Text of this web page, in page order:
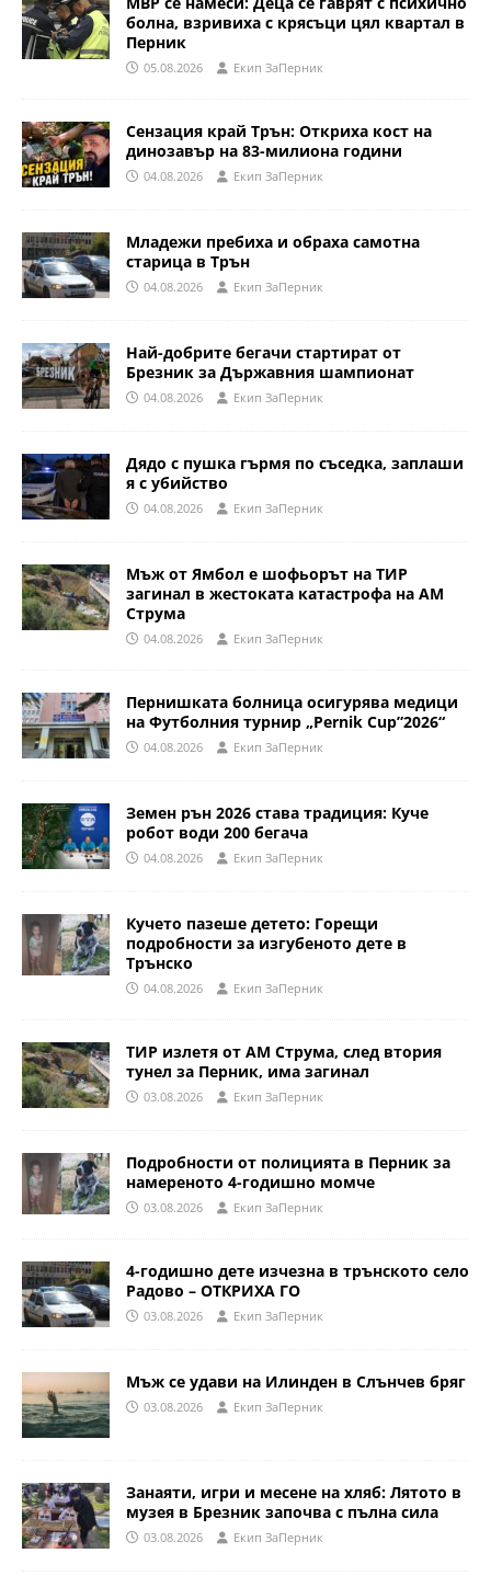
болна, взривиха с крясъци цял квартал в
Перник
05.08.2026 Eкип ЗаПерник
Сензация край Трън: Откриха кост на
динозавър на 83-милиона години
04.08.2026 Eкип ЗаПерник
Младежи пребиха и обраха самотна
старица в Трън
04.08.2026 Eкип ЗаПерник
Най-добрите бегачи стартират от
Брезник за Държавния шампионат
04.08.2026 Eкип ЗаПерник
Дядо с пушка гърмя по съседка, заплаши
я с убийство
04.08.2026 Eкип ЗаПерник
Мъж от Ямбол е шофьорът на ТИР
загинал в жестоката катастрофа на АМ
Струма
04.08.2026 Eкип ЗаПерник
Пернишката болница осигурява медици
на Футболния турнир „Pernik Cup”2026“
04.08.2026 Eкип ЗаПерник
Земен рън 2026 става традиция: Куче
робот води 200 бегача
04.08.2026 Eкип ЗаПерник
Кучето пазеше детето: Горещи
подробности за изгубеното дете в
Трънско
04.08.2026 Eкип ЗаПерник
ТИР излетя от АМ Струма, след втория
тунел за Перник, има загинал
03.08.2026 Eкип ЗаПерник
Подробности от полицията в Перник за
намереното 4-годишно момче
03.08.2026 Eкип ЗаПерник
4-годишно дете изчезна в трънското село
Радово – ОТКРИХА ГО
03.08.2026 Eкип ЗаПерник
Мъж се удави на Илинден в Слънчев бряг
03.08.2026 Eкип ЗаПерник
Занаяти, игри и месене на хляб: Лятото в
музея в Брезник започва с пълна сила
03.08.2026 Eкип ЗаПерник